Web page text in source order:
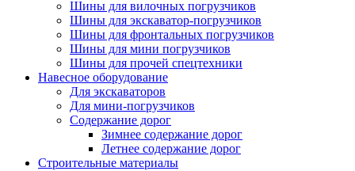
Шины для вилочных погрузчиков
Шины для экскаватор-погрузчиков
Шины для фронтальных погрузчиков
Шины для мини погрузчиков
Шины для прочей спецтехники
Навесное оборудование
Для экскаваторов
Для мини-погрузчиков
Содержание дорог
Зимнее содержание дорог
Летнее содержание дорог
Строительные материалы